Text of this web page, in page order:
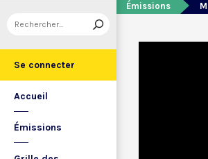
Se connecter
Accueil
Émissions
Émissions